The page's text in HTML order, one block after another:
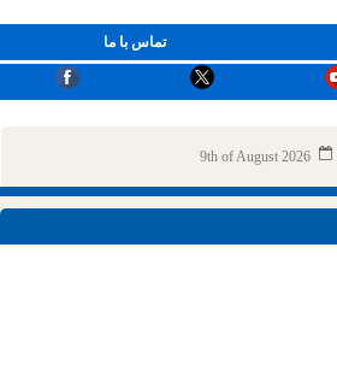
تماس با ما
9th of August 2026